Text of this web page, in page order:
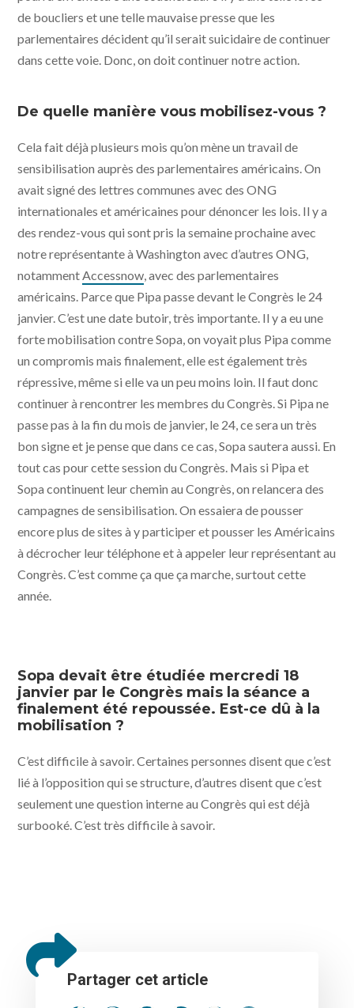
de boucliers et une telle mauvaise presse que les
parlementaires décident qu’il serait suicidaire de continuer
dans cette voie. Donc, on doit continuer notre action.
De quelle manière vous mobilisez-vous ?
Cela fait déjà plusieurs mois qu’on mène un travail de
sensibilisation auprès des parlementaires américains. On
avait signé des lettres communes avec des ONG
internationales et américaines pour dénoncer les lois. Il y a
des rendez-vous qui sont pris la semaine prochaine avec
notre représentante à Washington avec d’autres ONG,
notammentAccessnow, avec des parlementaires
américains. Parce que Pipa passe devant le Congrès le 24
janvier. C’est une date butoir, très importante. Il y a eu une
forte mobilisation contre Sopa, on voyait plus Pipa comme
un compromis mais finalement, elle est également très
répressive, même si elle va un peu moins loin. Il faut donc
continuer à rencontrer les membres du Congrès. Si Pipa ne
passe pas à la fin du mois de janvier, le 24, ce sera un très
bon signe et je pense que dans ce cas, Sopa sautera aussi. En
tout cas pour cette session du Congrès. Mais si Pipa et
Sopa continuent leur chemin au Congrès, on relancera des
campagnes de sensibilisation. On essaiera de pousser
encore plus de sites à y participer et pousser les Américains
à décrocher leur téléphone et à appeler leur représentant au
Congrès. C’est comme ça que ça marche, surtout cette
année.
Sopa devait être étudiée mercredi 18
janvier par le Congrès mais la séance a
finalement été repoussée. Est-ce dû à la
mobilisation ?
C’est difficile à savoir. Certaines personnes disent que c’est
lié à l’opposition qui se structure, d’autres disent que c’est
seulement une question interne au Congrès qui est déjà
surbooké. C’est très difficile à savoir.
Partager cet article